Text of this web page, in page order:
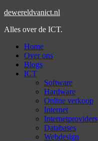
dewereldvanict.nl
Alles over de ICT.
Home
Over ons
Blogs
ICT
Software
Hardware
Online verkoop
Internet
Internetproviders
Databases
Webdesign